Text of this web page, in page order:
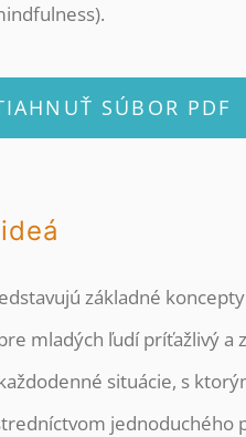
SÚBOR PDF
základné
mladých ľudí príťažlivý a
situácie, s
jednoduchého